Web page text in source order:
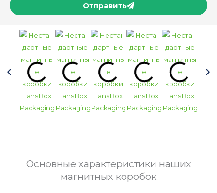
Отправить
Основные характеристики наших
магнитных коробок